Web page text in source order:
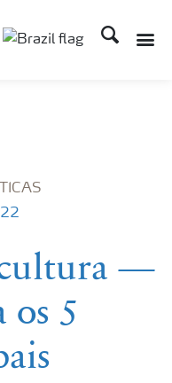
Busca
—
os 5